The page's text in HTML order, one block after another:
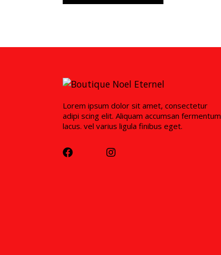
Lorem ipsum dolor sit amet, consectetur
adipi scing elit. Aliquam accumsan fermentum
lacus. vel varius ligula finibus eget.